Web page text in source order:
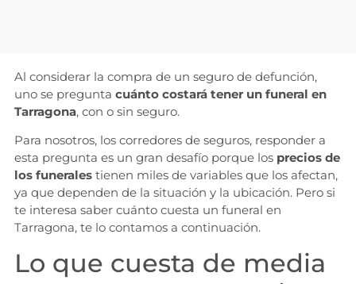
Al considerar la compra de un seguro de defunción,
uno se pregunta cuánto costará tener un funeral en
Tarragona, con o sin seguro.
Para nosotros, los corredores de seguros, responder a
esta pregunta es un gran desafío porque los precios de
los funeralestienen miles de variables que los afectan,
ya que dependen de la situación y la ubicación. Pero si
te interesa saber cuánto cuesta un funeral en
Tarragona, te lo contamos a continuación.
Lo que cuesta de media